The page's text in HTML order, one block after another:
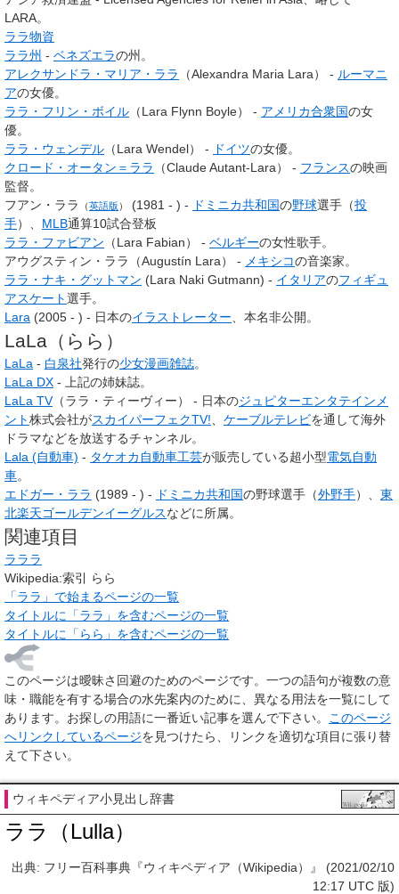
LARA。
ララ物資
ララ州 - ベネズエラの州。
アレクサンドラ・マリア・ララ
（Alexandra Maria Lara） - ルーマニ
アの女優。
ララ・フリン・ボイル （Lara Flynn Boyle） - アメリカ合衆国の女
優。
ララ・ウェンデル （Lara Wendel） - ドイツの女優。
クロード・オータン＝ララ
（Claude Autant-Lara） - フランスの映画
監督。
フアン・ララ
（英語版 ） (1981 - ) - ドミニカ共和国の野球選手（投
手）、 MLB通算10試合登板
ララ・ファビアン （Lara Fabian） - ベルギーの女性歌手。
アウグスティン・ララ（Augustín Lara） - メキシコの音楽家。
ララ・ナキ・グットマン (Lara Naki Gutmann) - イタリアのフィギュ
アスケート選手。
Lara (2005 - ) - 日本のイラストレーター 、本名非公開。
LaLa（らら）
LaLa - 白泉社発行の少女漫画雑誌。
LaLa DX - 上記の姉妹誌。
LaLa TV（ララ・ティーヴィー） - 日本のジュピターエンタテインメ
ント株式会社がスカイパーフェクTV! ケーブルテレビを通して海外
ドラマなどを放送するチャンネル。
Lala (自動車) - タケオカ自動車工芸が販売している超小型電気自動
車。
エドガー・ララ (1989 - ) - ドミニカ共和国の野球選手（外野手）、 東
北楽天ゴールデンイーグルスなどに所属。
関連項目
ラララ
Wikipedia:索引 らら
「ララ」で始まるページの一覧
タイトルに「ララ」を含むページの一覧
タイトルに「らら」を含むページの一覧
このページは曖昧さ回避のためのページです。一つの語句が複数の意
味・職能を有する場合の水先案内のために、異なる用法を一覧にして
あります。お探しの用語に一番近い記事を選んで下さい。
このページ
へリンクしているページを見つけたら、リンクを適切な項目に張り替
えて下さい。
ウィキペディア小見出し辞書
ララ（Lulla）
出典: フリー百科事典『ウィキペディア（Wikipedia）』 (2021/02/10
12:17 UTC 版)